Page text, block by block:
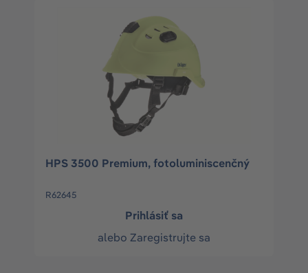
HPS 3500 Premium, fotoluminiscenčný
R62645
Prihlásiť sa
alebo Zaregistrujte sa